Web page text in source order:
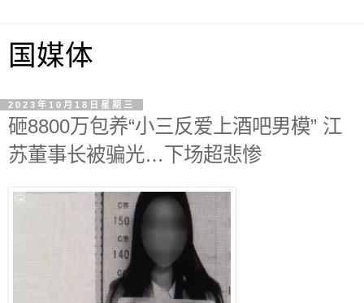
国媒体
2023年10月18日星期三
砸8800万包养“小三反爱上酒吧男模” 江
苏董事长被骗光…下场超悲惨